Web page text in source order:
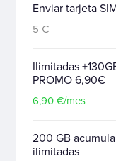
Enviar tarjeta
5 €
Ilimitadas
PROMO 6,90€
6,90 €/mes
200 GB
ilimitadas